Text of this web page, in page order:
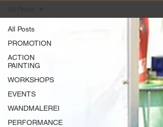
All Posts
PROMOTION
ACTION
PAINTING
WORKSHOPS
EVENTS
WANDMALEREI
PERFORMANCE